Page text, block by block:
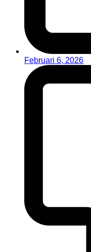
Februari 6, 2026